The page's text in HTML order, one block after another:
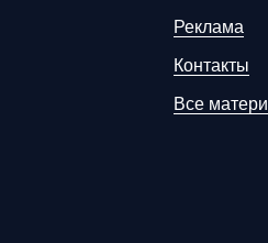
Реклама
Контакты
Все